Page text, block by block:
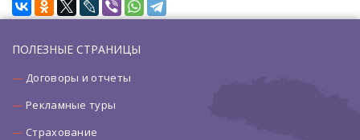
ПОЛЕЗНЫЕ СТРАНИЦЫ
Договоры и отчеты
Рекламные туры
Страхование